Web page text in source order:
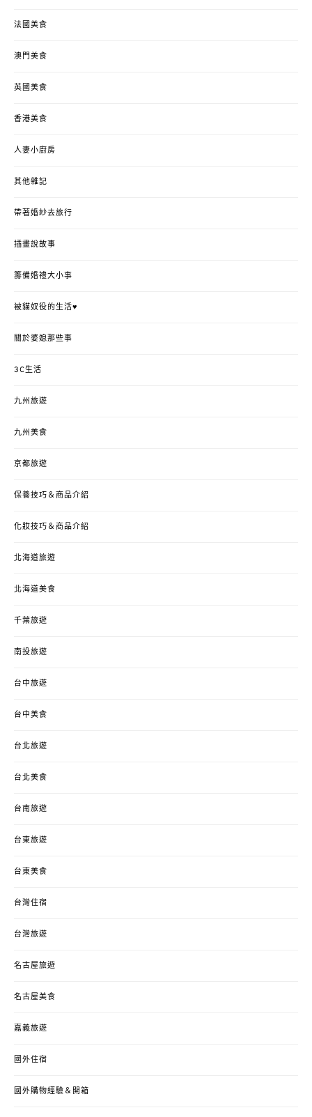
法國美食
澳門美食
英國美食
香港美食
人妻小廚房
其他雜記
帶著婚紗去旅行
插畫說故事
籌備婚禮大小事
被貓奴役的生活♥
關於婆媳那些事
3C生活
九州旅遊
九州美食
京都旅遊
保養技巧＆商品介紹
化妝技巧＆商品介紹
北海道旅遊
北海道美食
千葉旅遊
南投旅遊
台中旅遊
台中美食
台北旅遊
台北美食
台南旅遊
台東旅遊
台東美食
台灣住宿
台灣旅遊
名古屋旅遊
名古屋美食
嘉義旅遊
國外住宿
國外購物經驗＆開箱